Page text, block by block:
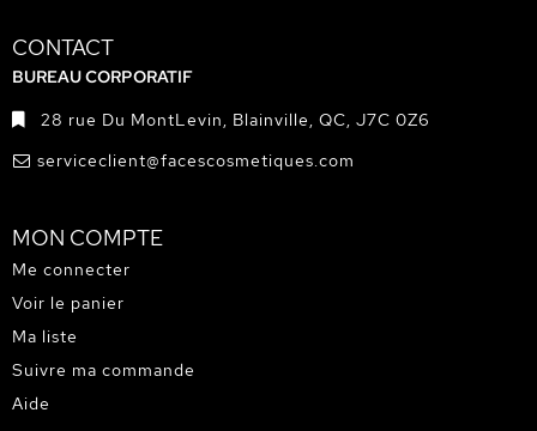
CONTACT
BUREAU CORPORATIF
28 rue Du MontLevin, Blainville, QC, J7C 0Z6
serviceclient@facescosmetiques.com
MON COMPTE
Me connecter
Voir le panier
Ma liste
Suivre ma commande
Aide